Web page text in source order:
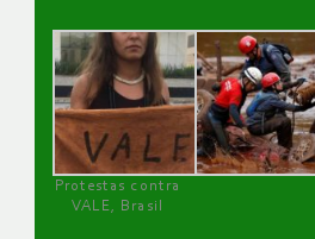
Protestas contra
VALE, Brasil